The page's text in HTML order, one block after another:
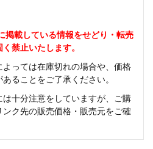
掲載している情報をせどり・転売
禁止いたします。
っては在庫切れの場合や、価格
ることをご了承ください。
十分注意をしていますが、ご購
ンク先の販売価格・販売元をご確